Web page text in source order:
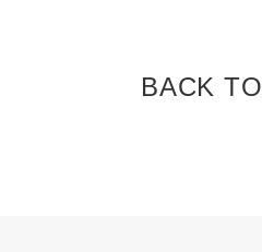
BACK TO